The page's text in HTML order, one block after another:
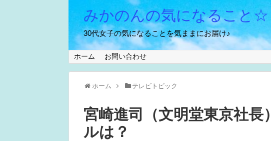
みかのんの気になること☆
30代女子の気になることを気ままにお届け♪
ホーム お問い合わせ
ホーム テレビトピック
宮崎進司（文明堂東京社
ルは？